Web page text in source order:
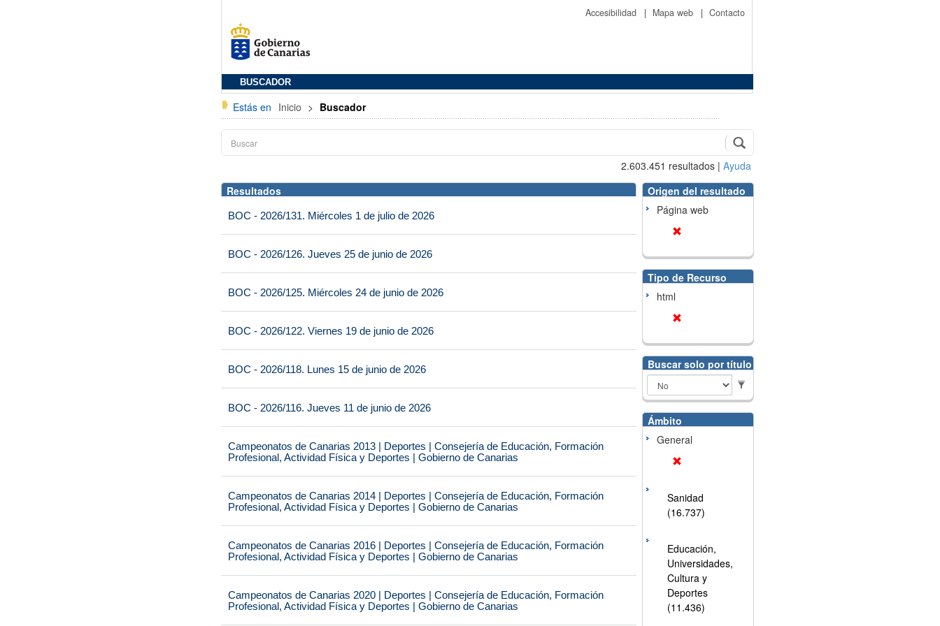
Accesibilidad | Mapa web | Contacto
BUSCADOR
Estás en Inicio > Buscador
2.603.451 resultados | Ayuda
Resultados
BOC - 2026/131. Miércoles 1 de julio de 2026
BOC - 2026/126. Jueves 25 de junio de 2026
BOC - 2026/125. Miércoles 24 de junio de 2026
BOC - 2026/122. Viernes 19 de junio de 2026
BOC - 2026/118. Lunes 15 de junio de 2026
BOC - 2026/116. Jueves 11 de junio de 2026
Campeonatos de Canarias 2013 | Deportes | Consejería de Educación, Formación
Profesional, Actividad Física y Deportes | Gobierno de Canarias
Campeonatos de Canarias 2014 | Deportes | Consejería de Educación, Formación
Profesional, Actividad Física y Deportes | Gobierno de Canarias
Campeonatos de Canarias 2016 | Deportes | Consejería de Educación, Formación
Profesional, Actividad Física y Deportes | Gobierno de Canarias
Campeonatos de Canarias 2020 | Deportes | Consejería de Educación, Formación
Profesional, Actividad Física y Deportes | Gobierno de Canarias
Origen del resultado
Página web
Tipo de Recurso
html
Buscar solo por título
Ámbito
General
Sanidad
(16.737)
Educación,
Universidades,
Cultura y
Deportes
(11.436)